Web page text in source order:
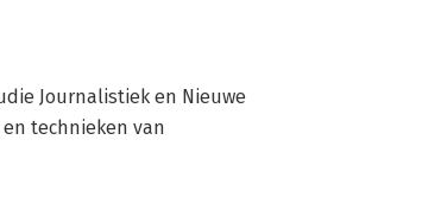
Journalistiek en Nieuwe
technieken van